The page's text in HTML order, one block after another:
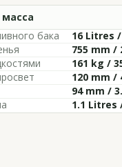
бака
16 Litres
755 mm /
161 kg /
120 mm /
94 mm /
1.1 Litres